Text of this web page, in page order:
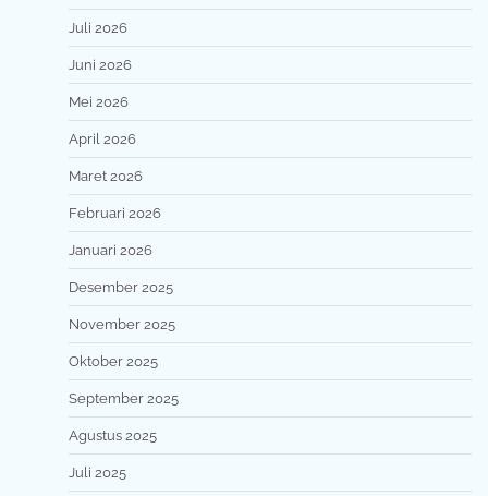
Juli 2026
Juni 2026
Mei 2026
April 2026
Maret 2026
Februari 2026
Januari 2026
Desember 2025
November 2025
Oktober 2025
September 2025
Agustus 2025
Juli 2025